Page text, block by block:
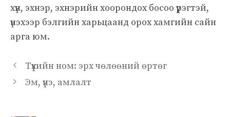
хүн, эхнэр, эхнэрийн хоорондох босоо үүрэгтэй,
үнэхээр бэлгийн харьцаанд орох хамгийн сайн
арга юм.
Түүхийн ном: эрх чөлөөний өртөг
Эм, үнэ, амлалт